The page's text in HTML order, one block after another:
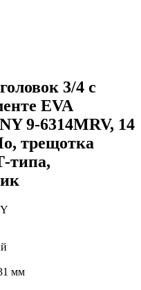
3/4 с
EVA
9-6314MRV, 14
трещотка
типа,
мм